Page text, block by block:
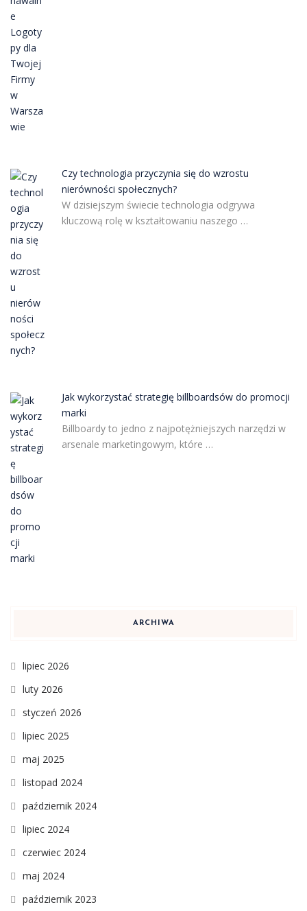
Czy technologia przyczynia się do wzrostu
nierówności społecznych?
W dzisiejszym świecie technologia odgrywa
kluczową rolę w kształtowaniu naszego …
Jak wykorzystać strategię billboardsów do promocji
marki
Billboardy to jedno z najpotężniejszych narzędzi w
arsenale marketingowym, które …
ARCHIWA
lipiec 2026
luty 2026
styczeń 2026
lipiec 2025
maj 2025
listopad 2024
październik 2024
lipiec 2024
czerwiec 2024
maj 2024
październik 2023